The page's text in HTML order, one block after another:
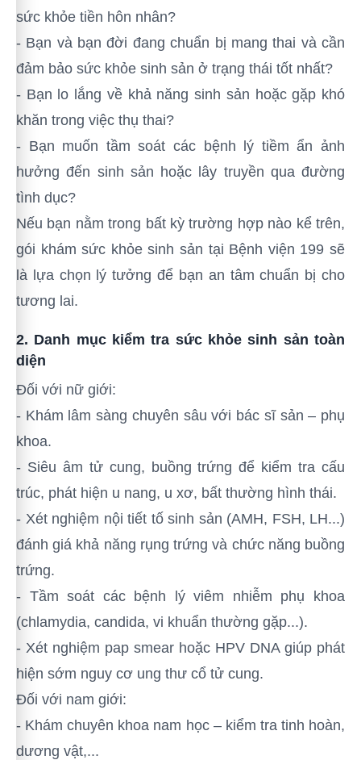
sức khỏe tiền hôn nhân?
- Bạn và bạn đời đang chuẩn bị mang thai và cần
đảm bảo sức khỏe sinh sản ở trạng thái tốt nhất?
- Bạn lo lắng về khả năng sinh sản hoặc gặp khó
khăn trong việc thụ thai?
- Bạn muốn tầm soát các bệnh lý tiềm ẩn ảnh
hưởng đến sinh sản hoặc lây truyền qua đường
tình dục?
Nếu bạn nằm trong bất kỳ trường hợp nào kể trên,
gói khám sức khỏe sinh sản tại Bệnh viện 199 sẽ
là lựa chọn lý tưởng để bạn an tâm chuẩn bị cho
tương lai.
2. Danh mục kiểm tra sức khỏe sinh sản toàn
diện
Đối với nữ giới:
- Khám lâm sàng chuyên sâu với bác sĩ sản – phụ
khoa.
- Siêu âm tử cung, buồng trứng để kiểm tra cấu
trúc, phát hiện u nang, u xơ, bất thường hình thái.
- Xét nghiệm nội tiết tố sinh sản (AMH, FSH, LH...)
đánh giá khả năng rụng trứng và chức năng buồng
trứng.
- Tầm soát các bệnh lý viêm nhiễm phụ khoa
(chlamydia, candida, vi khuẩn thường gặp...).
- Xét nghiệm pap smear hoặc HPV DNA giúp phát
hiện sớm nguy cơ ung thư cổ tử cung.
Đối với nam giới:
- Khám chuyên khoa nam học – kiểm tra tinh hoàn,
dương vật,...